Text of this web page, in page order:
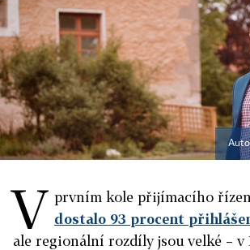
V prvním kole přijímacího
dostalo 93 procent
ale regionální rozdíly jsou velké – v